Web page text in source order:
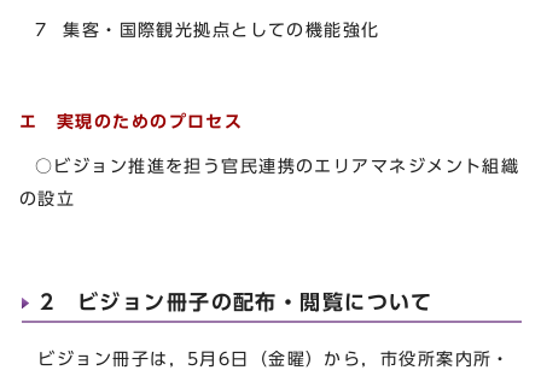
7 集客・国際観光拠点としての機能強化
エ 実現のためのプロセス
○ビジョン推進を担う官民連携のエリアマネジメント組織
の設立
2 ビジョン冊子の配布・閲覧について
ビジョン冊子は，5月6日（金曜）から，市役所案内所・